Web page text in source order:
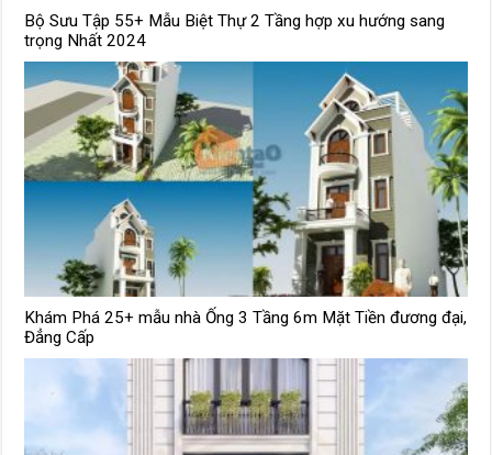
Bộ Sưu Tập 55+ Mẫu Biệt Thự 2 Tầng hợp xu hướng sang
trọng Nhất 2024
Khám Phá 25+ mẫu nhà Ống 3 Tầng 6m Mặt Tiền đương đại,
Đẳng Cấp